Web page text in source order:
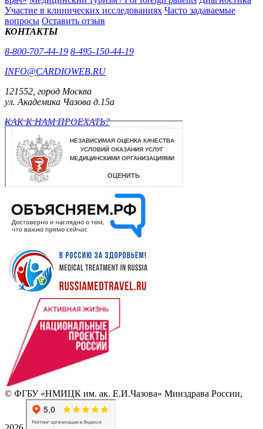
Участие в клинических исследованиях Часто задаваемые
вопросы Оставить отзыв
КОНТАКТЫ
8-800-707-44-19 8-495-150-44-19
INFO@CARDIOWEB.RU
121552, город Москва
ул. Академика Чазова д.15а
КАК К НАМ ПРОЕХАТЬ?
© ФГБУ «НМИЦК им. ак. Е.И.Чазова» Минздрава России,